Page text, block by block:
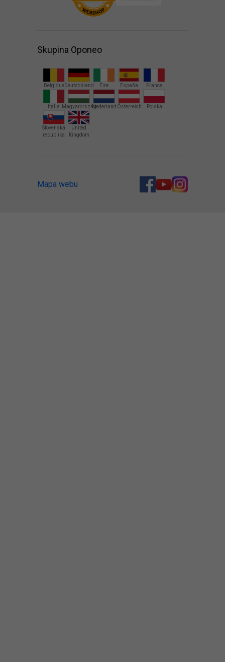
Skupina Oponeo
BelgiqueDeutschland Éire España France
Italia MagyarországNederland Österreich Polska
Slovenská
republika
United
Kingdom
Mapa webu